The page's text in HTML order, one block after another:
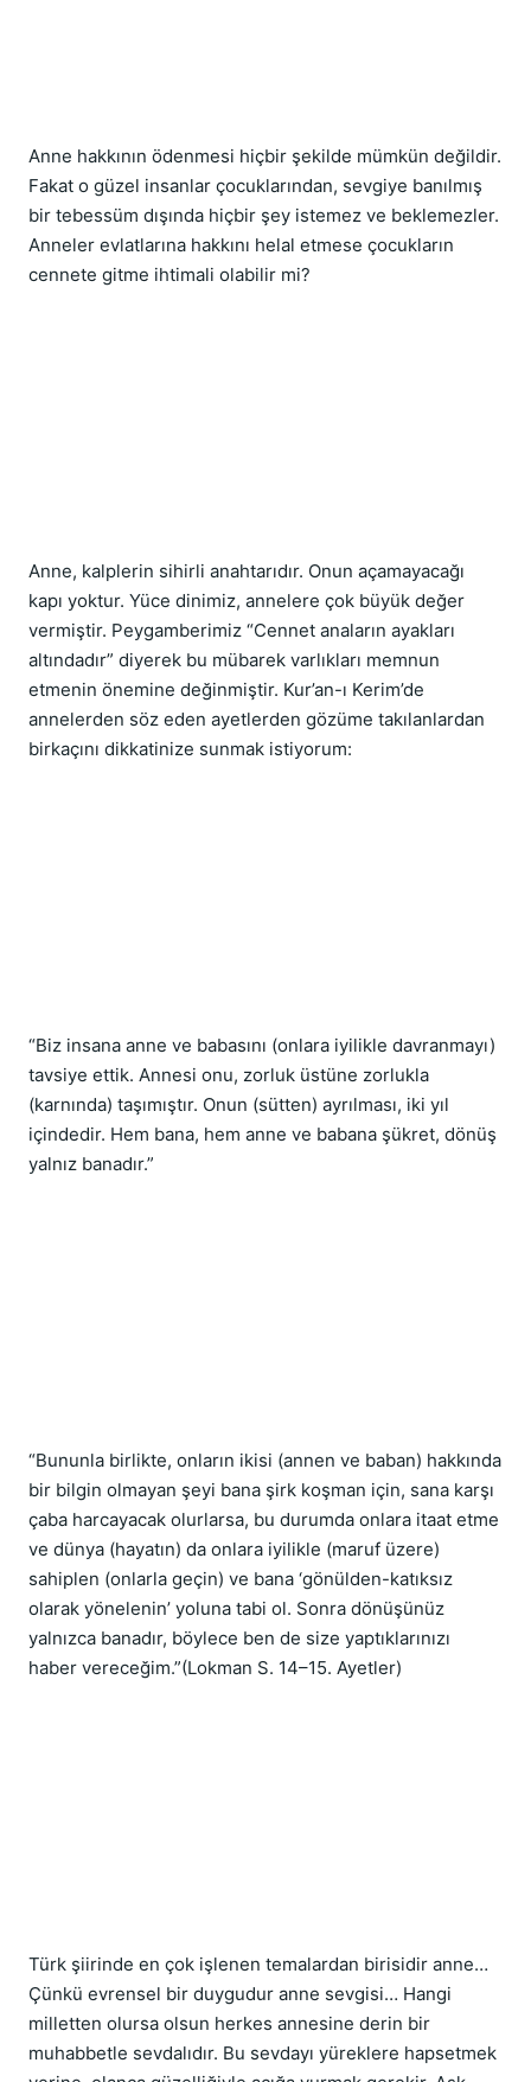
Anne hakkının ödenmesi hiçbir şekilde mümkün değildir.
Fakat o güzel insanlar çocuklarından, sevgiye banılmış
bir tebessüm dışında hiçbir şey istemez ve beklemezler.
Anneler evlatlarına hakkını helal etmese çocukların
cennete gitme ihtimali olabilir mi?
Anne, kalplerin sihirli anahtarıdır. Onun açamayacağı
kapı yoktur. Yüce dinimiz, annelere çok büyük değer
vermiştir. Peygamberimiz “Cennet anaların ayakları
altındadır” diyerek bu mübarek varlıkları memnun
etmenin önemine değinmiştir. Kur’an-ı Kerim’de
annelerden söz eden ayetlerden gözüme takılanlardan
birkaçını dikkatinize sunmak istiyorum:
“Biz insana anne ve babasını (onlara iyilikle davranmayı)
tavsiye ettik. Annesi onu, zorluk üstüne zorlukla
(karnında) taşımıştır. Onun (sütten) ayrılması, iki yıl
içindedir. Hem bana, hem anne ve babana şükret, dönüş
yalnız banadır.”
“Bununla birlikte, onların ikisi (annen ve baban) hakkında
bir bilgin olmayan şeyi bana şirk koşman için, sana karşı
çaba harcayacak olurlarsa, bu durumda onlara itaat etme
ve dünya (hayatın) da onlara iyilikle (maruf üzere)
sahiplen (onlarla geçin) ve bana ‘gönülden-katıksız
olarak yönelenin’ yoluna tabi ol. Sonra dönüşünüz
yalnızca banadır, böylece ben de size yaptıklarınızı
haber vereceğim.”(Lokman S. 14–15. Ayetler)
Türk şiirinde en çok işlenen temalardan birisidir anne…
Çünkü evrensel bir duygudur anne sevgisi… Hangi
milletten olursa olsun herkes annesine derin bir
muhabbetle sevdalıdır. Bu sevdayı yüreklere hapsetmek